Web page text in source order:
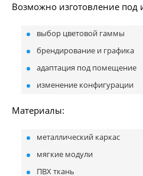
Возможно изготовление
выбор цветовой гаммы
брендирование и графика
адаптация под помещение
изменение конфигурации
Материалы:
металлический каркас
мягкие модули
ПВХ ткань